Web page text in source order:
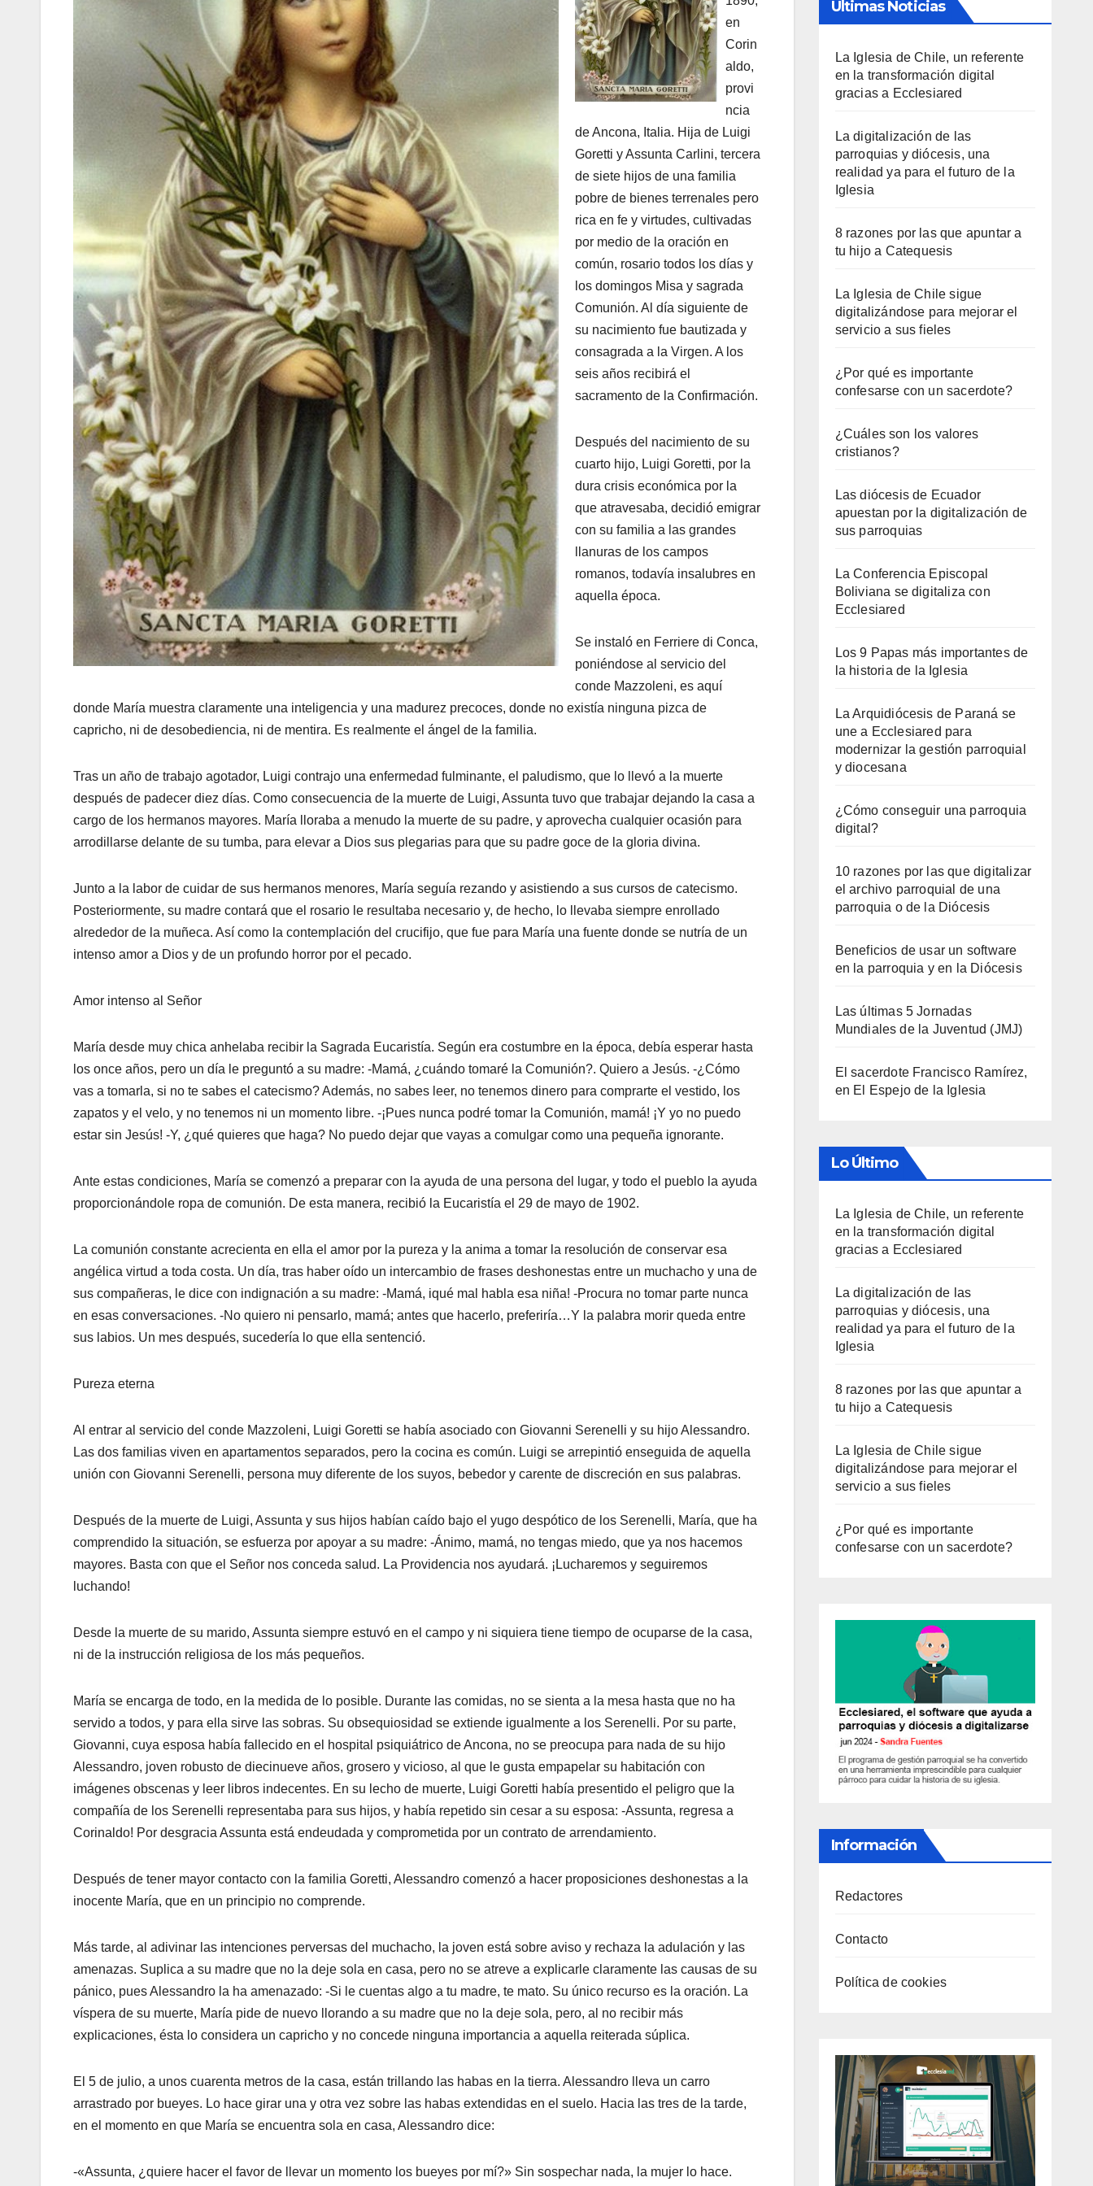
en
Corin
aldo,
provi
ncia
de Ancona, Italia. Hija de Luigi
Goretti y Assunta Carlini, tercera
de siete hijos de una familia
pobre de bienes terrenales pero
rica en fe y virtudes, cultivadas
por medio de la oración en
común, rosario todos los días y
los domingos Misa y sagrada
Comunión. Al día siguiente de
su nacimiento fue bautizada y
consagrada a la Virgen. A los
seis años recibirá el
sacramento de la Confirmación.
Después del nacimiento de su
cuarto hijo, Luigi Goretti, por la
dura crisis económica por la
que atravesaba, decidió emigrar
con su familia a las grandes
llanuras de los campos
romanos, todavía insalubres en
aquella época.
Se instaló en Ferriere di Conca,
poniéndose al servicio del
conde Mazzoleni, es aquí
donde María muestra claramente una inteligencia y una madurez precoces, donde no existía ninguna pizca de
capricho, ni de desobediencia, ni de mentira. Es realmente el ángel de la familia.
Tras un año de trabajo agotador, Luigi contrajo una enfermedad fulminante, el paludismo, que lo llevó a la muerte
después de padecer diez días. Como consecuencia de la muerte de Luigi, Assunta tuvo que trabajar dejando la casa a
cargo de los hermanos mayores. María lloraba a menudo la muerte de su padre, y aprovecha cualquier ocasión para
arrodillarse delante de su tumba, para elevar a Dios sus plegarias para que su padre goce de la gloria divina.
Junto a la labor de cuidar de sus hermanos menores, María seguía rezando y asistiendo a sus cursos de catecismo.
Posteriormente, su madre contará que el rosario le resultaba necesario y, de hecho, lo llevaba siempre enrollado
alrededor de la muñeca. Así como la contemplación del crucifijo, que fue para María una fuente donde se nutría de un
intenso amor a Dios y de un profundo horror por el pecado.
Amor intenso al Señor
María desde muy chica anhelaba recibir la Sagrada Eucaristía. Según era costumbre en la época, debía esperar hasta
los once años, pero un día le preguntó a su madre: -Mamá, ¿cuándo tomaré la Comunión?. Quiero a Jesús. -¿Cómo
vas a tomarla, si no te sabes el catecismo? Además, no sabes leer, no tenemos dinero para comprarte el vestido, los
zapatos y el velo, y no tenemos ni un momento libre. -¡Pues nunca podré tomar la Comunión, mamá! ¡Y yo no puedo
estar sin Jesús! -Y, ¿qué quieres que haga? No puedo dejar que vayas a comulgar como una pequeña ignorante.
Ante estas condiciones, María se comenzó a preparar con la ayuda de una persona del lugar, y todo el pueblo la ayuda
proporcionándole ropa de comunión. De esta manera, recibió la Eucaristía el 29 de mayo de 1902.
La comunión constante acrecienta en ella el amor por la pureza y la anima a tomar la resolución de conservar esa
angélica virtud a toda costa. Un día, tras haber oído un intercambio de frases deshonestas entre un muchacho y una de
sus compañeras, le dice con indignación a su madre: -Mamá, iqué mal habla esa niña! -Procura no tomar parte nunca
en esas conversaciones. -No quiero ni pensarlo, mamá; antes que hacerlo, preferiría…Y la palabra morir queda entre
sus labios. Un mes después, sucedería lo que ella sentenció.
Pureza eterna
Al entrar al servicio del conde Mazzoleni, Luigi Goretti se había asociado con Giovanni Serenelli y su hijo Alessandro.
Las dos familias viven en apartamentos separados, pero la cocina es común. Luigi se arrepintió enseguida de aquella
unión con Giovanni Serenelli, persona muy diferente de los suyos, bebedor y carente de discreción en sus palabras.
Después de la muerte de Luigi, Assunta y sus hijos habían caído bajo el yugo despótico de los Serenelli, María, que ha
comprendido la situación, se esfuerza por apoyar a su madre: -Ánimo, mamá, no tengas miedo, que ya nos hacemos
mayores. Basta con que el Señor nos conceda salud. La Providencia nos ayudará. ¡Lucharemos y seguiremos
luchando!
Desde la muerte de su marido, Assunta siempre estuvó en el campo y ni siquiera tiene tiempo de ocuparse de la casa,
ni de la instrucción religiosa de los más pequeños.
María se encarga de todo, en la medida de lo posible. Durante las comidas, no se sienta a la mesa hasta que no ha
servido a todos, y para ella sirve las sobras. Su obsequiosidad se extiende igualmente a los Serenelli. Por su parte,
Giovanni, cuya esposa había fallecido en el hospital psiquiátrico de Ancona, no se preocupa para nada de su hijo
Alessandro, joven robusto de diecinueve años, grosero y vicioso, al que le gusta empapelar su habitación con
imágenes obscenas y leer libros indecentes. En su lecho de muerte, Luigi Goretti había presentido el peligro que la
compañía de los Serenelli representaba para sus hijos, y había repetido sin cesar a su esposa: -Assunta, regresa a
Corinaldo! Por desgracia Assunta está endeudada y comprometida por un contrato de arrendamiento.
Después de tener mayor contacto con la familia Goretti, Alessandro comenzó a hacer proposiciones deshonestas a la
inocente María, que en un principio no comprende.
Más tarde, al adivinar las intenciones perversas del muchacho, la joven está sobre aviso y rechaza la adulación y las
amenazas. Suplica a su madre que no la deje sola en casa, pero no se atreve a explicarle claramente las causas de su
pánico, pues Alessandro la ha amenazado: -Si le cuentas algo a tu madre, te mato. Su único recurso es la oración. La
víspera de su muerte, María pide de nuevo llorando a su madre que no la deje sola, pero, al no recibir más
explicaciones, ésta lo considera un capricho y no concede ninguna importancia a aquella reiterada súplica.
El 5 de julio, a unos cuarenta metros de la casa, están trillando las habas en la tierra. Alessandro lleva un carro
arrastrado por bueyes. Lo hace girar una y otra vez sobre las habas extendidas en el suelo. Hacia las tres de la tarde,
en el momento en que María se encuentra sola en casa, Alessandro dice:
-«Assunta, ¿quiere hacer el favor de llevar un momento los bueyes por mí?» Sin sospechar nada, la mujer lo hace.
Últimas Noticias
La Iglesia de Chile, un referente
en la transformación digital
gracias a Ecclesiared
La digitalización de las
parroquias y diócesis, una
realidad ya para el futuro de la
Iglesia
8 razones por las que apuntar a
tu hijo a Catequesis
La Iglesia de Chile sigue
digitalizándose para mejorar el
servicio a sus fieles
¿Por qué es importante
confesarse con un sacerdote?
¿Cuáles son los valores
cristianos?
Las diócesis de Ecuador
apuestan por la digitalización de
sus parroquias
La Conferencia Episcopal
Boliviana se digitaliza con
Ecclesiared
Los 9 Papas más importantes de
la historia de la Iglesia
La Arquidiócesis de Paraná se
une a Ecclesiared para
modernizar la gestión parroquial
y diocesana
¿Cómo conseguir una parroquia
digital?
10 razones por las que digitalizar
el archivo parroquial de una
parroquia o de la Diócesis
Beneficios de usar un software
en la parroquia y en la Diócesis
Las últimas 5 Jornadas
Mundiales de la Juventud (JMJ)
El sacerdote Francisco Ramírez,
en El Espejo de la Iglesia
Lo Último
La Iglesia de Chile, un referente
en la transformación digital
gracias a Ecclesiared
La digitalización de las
parroquias y diócesis, una
realidad ya para el futuro de la
Iglesia
8 razones por las que apuntar a
tu hijo a Catequesis
La Iglesia de Chile sigue
digitalizándose para mejorar el
servicio a sus fieles
¿Por qué es importante
confesarse con un sacerdote?
Información
Redactores
Contacto
Política de cookies